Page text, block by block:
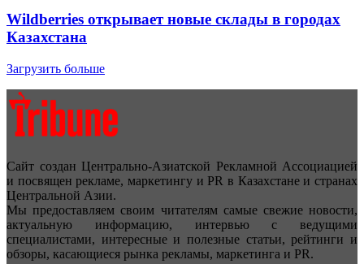
Wildberries открывает новые склады в городах
Казахстана
Загрузить больше
Сайт создан Центрально-Азиатской Рекламной Ассоциацией
и посвящен рекламе, маркетингу и PR в Казахстане и странах
Центральной Азии.
Мы предоставляем своим читателям самые свежие новости,
актуальную информацию, интервью с ведущими
специалистами, интересные и полезные статьи, рейтинги и
обзоры, касающиеся рынка рекламы, маркетинга и PR.